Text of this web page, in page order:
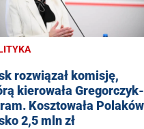
rozwiązał komisję,
kierowała Gregorczyk-
Kosztowała Polaków
2,5 mln zł